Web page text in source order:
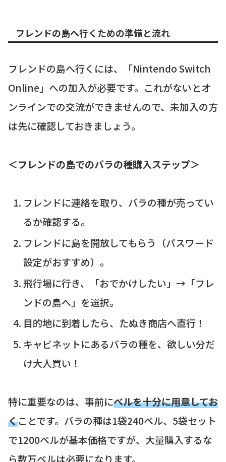
フレンドの島へ行くための準備と流れ
フレンドの島へ行くには、「Nintendo Switch
Online」への加入が必要です。これがないとオ
ンラインでの交流ができませんので、未加入の方
は先に確認しておきましょう。
＜フレンドの島でのバラの種購入ステップ＞
フレンドに連絡を取り、バラの種が売ってい
るか確認する。
フレンドに島を開放してもらう（パスワード
設定がおすすめ）。
飛行場に行き、「おでかけしたい」→「フレ
ンドの島へ」を選択。
目的地に到着したら、たぬき商店へ直行！
キャビネットにあるバラの種を、欲しい分だ
け大人買い！
特に重要なのは、事前にベルを十分に用意してお
くことです。バラの種は1袋240ベル、5袋セット
で1200ベルが基本価格ですが、大量購入するな
ら数万ベルは必要になります。